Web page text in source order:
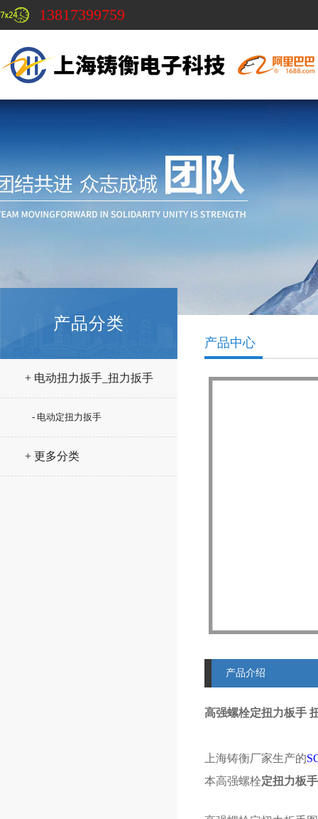
13817399759
产品分类
+ 电动扭力扳手_扭力扳手
- 电动定扭力扳手
+ 更多分类
产品中心
产品介绍
高强螺栓定扭力板手
上海铸衡厂家生产的
本高强螺栓定扭力板手